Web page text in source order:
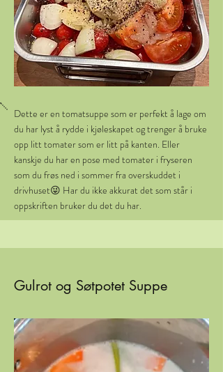
Dette er en tomatsuppe som er perfekt å lage om
du har lyst å rydde i kjøleskapet og trenger å bruke
opp litt tomater som er litt på kanten. Eller
kanskje du har en pose med tomater i fryseren
som du frøs ned i sommer fra overskuddet i
drivhuset😜 Har du ikke akkurat det som står i
oppskriften bruker du det du har.
Gulrot og Søtpotet Suppe